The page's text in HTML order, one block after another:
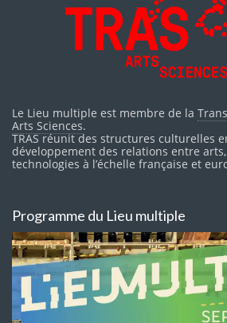
Le Lieu multiple est membre de la
Arts Sciences.
TRAS réunit des structures culturelles
développement des relations entre
technologies à l’échelle française et
Programme du Lieu multiple